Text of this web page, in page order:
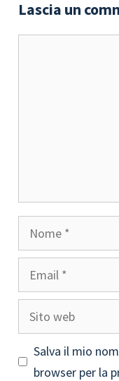
Lascia un
Nome
Email
Sito
web
Salva il mio
browser per la